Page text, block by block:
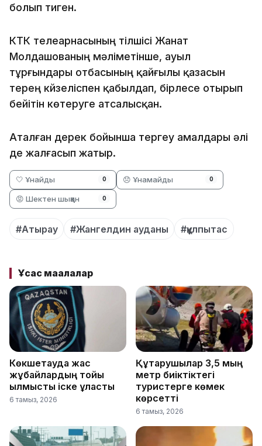
болып тиген.
КТК телеарнасының тілшісі Жанат
Молдашованың мәліметінше, ауыл
тұрғындары отбасының қайғылы қазасын
терең күйзеліспен қабылдап, бірлесе отырып
бейітін көтеруге атсалысқан.
Аталған дерек бойынша тергеу амалдары әлі
де жалғасып жатыр.
🤍 Ұнайды 0 😞 Ұнамайды 0
😡 Шектен шыққан 0
#Атырау #Жангелдин ауданы #құлпытас
Ұқсас мақалалар
Көкшетауда жас
жұбайлардың тойы
қылмыстық іске ұласты
6 тамыз, 2026
Құтқарушылар 3,5 мың
метр биіктіктегі
туристерге көмек
көрсетті
6 тамыз, 2026